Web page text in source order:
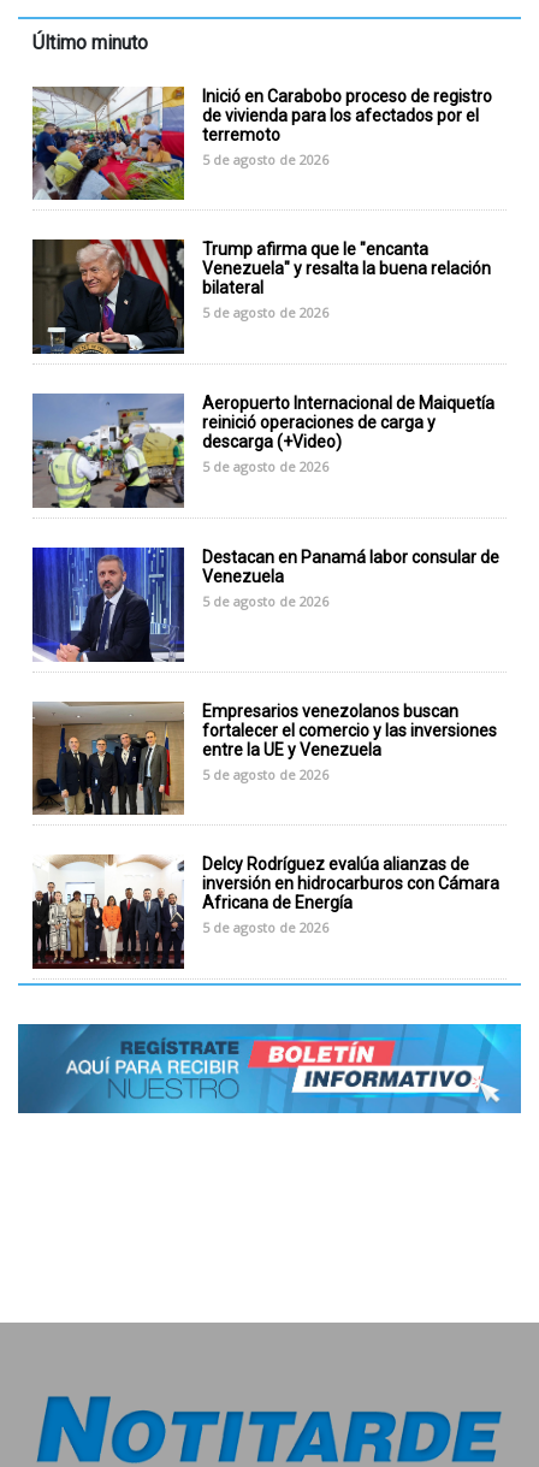
Último minuto
Inició en Carabobo proceso de registro
de vivienda para los afectados por el
terremoto
5 de agosto de 2026
Trump afirma que le "encanta
Venezuela" y resalta la buena relación
bilateral
5 de agosto de 2026
Aeropuerto Internacional de Maiquetía
reinició operaciones de carga y
descarga (+Video)
5 de agosto de 2026
Destacan en Panamá labor consular de
Venezuela
5 de agosto de 2026
Empresarios venezolanos buscan
fortalecer el comercio y las inversiones
entre la UE y Venezuela
5 de agosto de 2026
Delcy Rodríguez evalúa alianzas de
inversión en hidrocarburos con Cámara
Africana de Energía
5 de agosto de 2026